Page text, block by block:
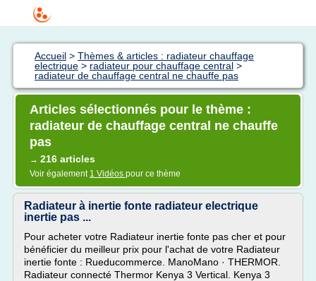
Accueil > Thèmes & articles : radiateur chauffage
electrique > radiateur pour chauffage central >
radiateur de chauffage central ne chauffe pas
Articles sélectionnés pour le thème :
radiateur de chauffage central ne chauffe
pas
→ 216 articles
Voir également 1 Vidéos pour ce thème
Radiateur à inertie fonte radiateur electrique
inertie pas ...
Pour acheter votre Radiateur inertie fonte pas cher et pour
bénéficier du meilleur prix pour l'achat de votre Radiateur
inertie fonte : Rueducommerce. ManoMano · THERMOR.
Radiateur connecté Thermor Kenya 3 Vertical. Kenya 3